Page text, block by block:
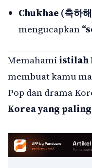
Chukhae (축하
mengucapkan
Memahamiistilah
membuat kamu
Pop dan drama
Korea yang